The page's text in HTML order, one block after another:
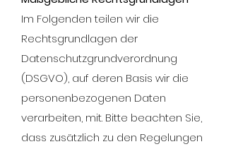
Im Folgenden teilen wir die
Rechtsgrundlagen der
Datenschutzgrundverordnung
(DSGVO), auf deren Basis wir die
personenbezogenen Daten
verarbeiten, mit. Bitte beachten Sie,
dass zusätzlich zu den Regelungen